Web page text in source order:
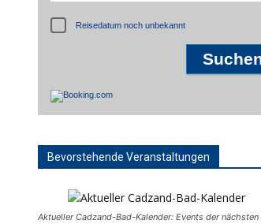
Reisedatum noch unbekannt
Bevorstehende Veranstaltungen
Aktueller Cadzand-Bad-Kalender: Events der nächsten